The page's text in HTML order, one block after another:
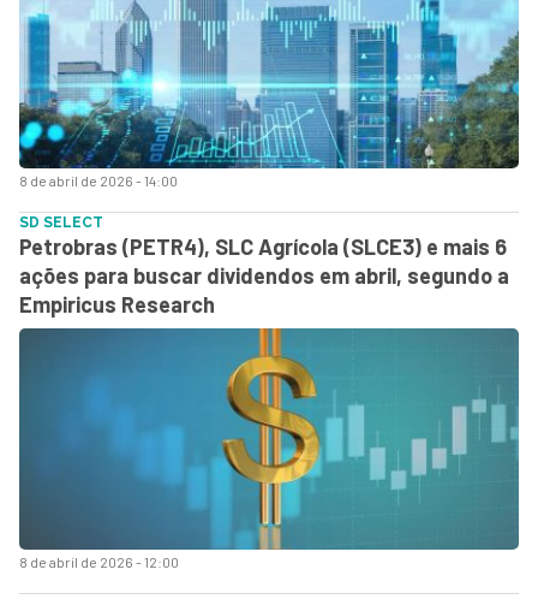
8 de abril de 2026 - 14:00
8 de abril de 2026 - 12:00
SD SELECT
Petrobras (PETR4), SLC Agrícola (SLCE3) e mais 6
ações para buscar dividendos em abril, segundo a
Empiricus Research